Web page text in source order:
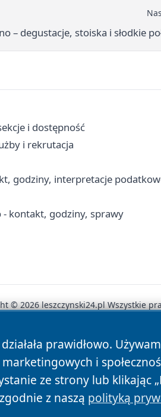
– degustacje, stoiska i słodkie
i dostępność
i rekrutacja
godziny, interpretacje
- kontakt, godziny, sprawy
prawidłowo.
i
ze strony lub klikając
z naszą polityką
© 2026 leszczynski24.pl Wszystkie
Polityka Prywatności